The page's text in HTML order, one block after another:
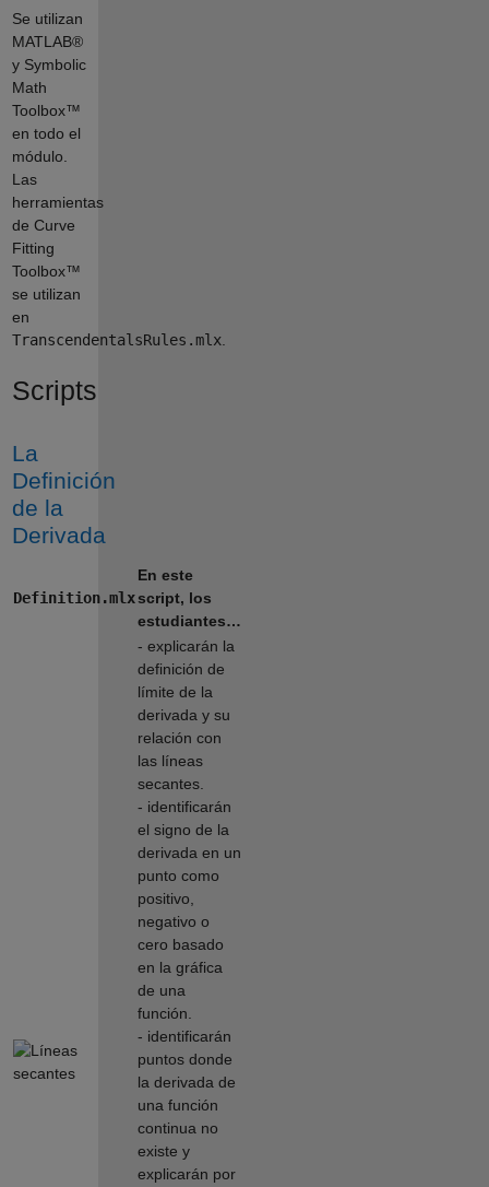
Se utilizan
MATLAB®
y Symbolic
Math
Toolbox™
en todo el
módulo.
Las
herramientas
de Curve
Fitting
Toolbox™
se utilizan
en
TranscendentalsRules.mlx.
Scripts
La
Definición
de la
Derivada
Definition.mlx
En este
script, los
estudiantes…
- explicarán la
definición de
límite de la
derivada y su
relación con
las líneas
secantes.
- identificarán
el signo de la
derivada en un
punto como
positivo,
negativo o
cero basado
en la gráfica
de una
función.
- identificarán
puntos donde
la derivada de
una función
continua no
existe y
explicarán por